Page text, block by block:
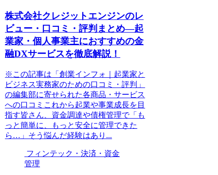
株式会社クレジットエンジンのレ
ビュー・口コミ・評判まとめ―起
業家・個人事業主におすすめの金
融DXサービスを徹底解説！
※この記事は「創業インフォ｜起業家と
ビジネス実務家のための口コミ・評判」
の編集部に寄せられた各商品・サービス
への口コミこれから起業や事業成長を目
指す皆さん、資金調達や債権管理で「も
っと簡単に、もっと安全に管理できた
ら…」そう悩んだ経験はあり...
フィンテック・決済・資金
管理